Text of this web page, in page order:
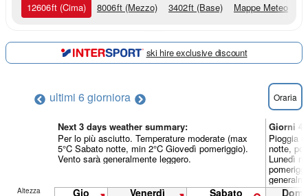
12606ft (Cima) 8006ft (Mezzo) 3402ft (Base) Mappe Meteo
ski hire exclusive discount
ultimi 6 giorniora Oraria
Next 3 days weather summary:
Per lo più asciutto. Temperature moderate (max
5°C Sabato notte, min 2°C Giovedì pomeriggio).
Vento sarà generalmente leggero.
Giorni
Pioggia
notte,
Lunedì
Altezza Gio Venerdì Sabato